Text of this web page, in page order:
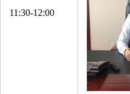
11:30-12:00
博列麦神马气囊丝贸易
浙江金旗新材料科
杭州绿普化工科
东阳市帛泰纺织
诸暨市翘楚化纤